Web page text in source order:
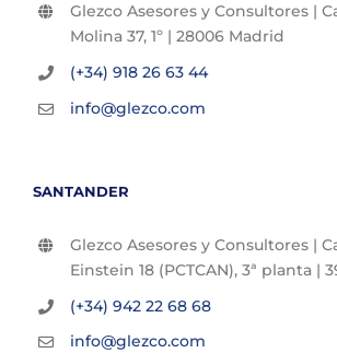
Glezco Asesores y Consultores |
Molina 37, 1º | 28006 Madrid
(+34) 918 26 63 44
info@glezco.com
SANTANDER
Glezco Asesores y Consultores |
Einstein 18 (PCTCAN), 3ª planta |
(+34) 942 22 68 68
info@glezco.com